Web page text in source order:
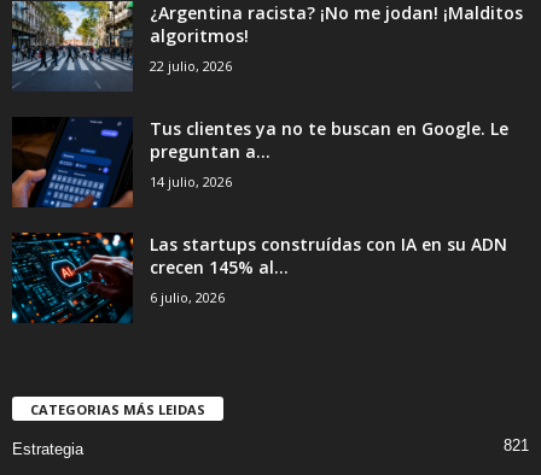
¿Argentina racista? ¡No me jodan! ¡Malditos
algoritmos!
22 julio, 2026
Tus clientes ya no te buscan en Google. Le
preguntan a...
14 julio, 2026
Las startups construídas con IA en su ADN
crecen 145% al...
6 julio, 2026
CATEGORIAS MÁS LEIDAS
Estrategia
821